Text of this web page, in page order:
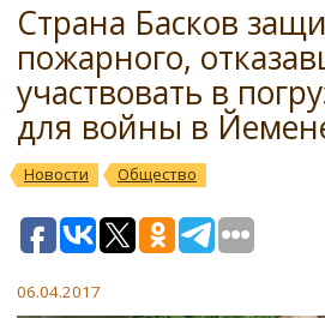
Страна Басков
пожарного,
участвовать в
для войны в
Новости Общество
06.04.2017